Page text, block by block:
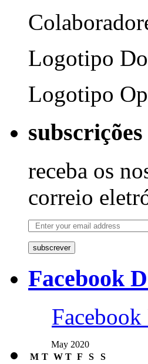
Logotipo
Logotipo
receba os
correio
subscrever
Facebook
May 2020
M T W T F S
S